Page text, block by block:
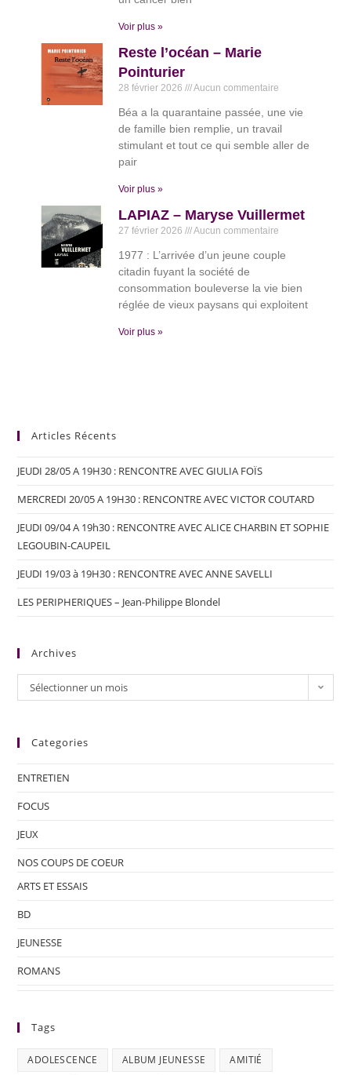
Voir plus »
Reste l’océan – Marie
Pointurier
28 février 2026 Aucun commentaire
Béa a la quarantaine passée, une vie
de famille bien remplie, un travail
stimulant et tout ce qui semble aller de
pair
Voir plus »
LAPIAZ – Maryse Vuillermet
27 février 2026 Aucun commentaire
1977 : L’arrivée d’un jeune couple
citadin fuyant la société de
consommation bouleverse la vie bien
réglée de vieux paysans qui exploitent
Voir plus »
Articles Récents
JEUDI 28/05 A 19H30 : RENCONTRE AVEC GIULIA FOÏS
MERCREDI 20/05 A 19H30 : RENCONTRE AVEC VICTOR COUTARD
JEUDI 09/04 A 19h30 : RENCONTRE AVEC ALICE CHARBIN ET SOPHIE
LEGOUBIN-CAUPEIL
JEUDI 19/03 à 19H30 : RENCONTRE AVEC ANNE SAVELLI
LES PERIPHERIQUES – Jean-Philippe Blondel
Archives
Sélectionner un mois
Categories
ENTRETIEN
FOCUS
JEUX
NOS COUPS DE COEUR
ARTS ET ESSAIS
BD
JEUNESSE
ROMANS
Tags
ADOLESCENCE ALBUM JEUNESSE AMITIÉ